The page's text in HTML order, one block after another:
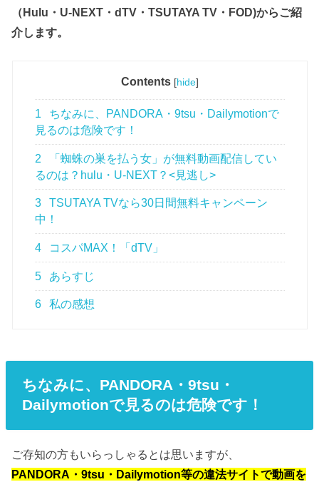
（Hulu・U-NEXT・dTV・TSUTAYA TV・FOD)からご紹
介します。
Contents [hide]
1
ちなみに、PANDORA・9tsu・Dailymotionで
見るのは危険です！
2
「蜘蛛の巣を払う女」が無料動画配信してい
るのは？hulu・U-NEXT？<見逃し>
3
TSUTAYA TVなら30日間無料キャンペーン
中！
4 コスパMAX！「dTV」
5 あらすじ
6 私の感想
ちなみに、PANDORA・9tsu・
Dailymotionで見るのは危険です！
ご存知の方もいらっしゃるとは思いますが、
PANDORA・9tsu・Dailymotion等の違法サイトで動画を